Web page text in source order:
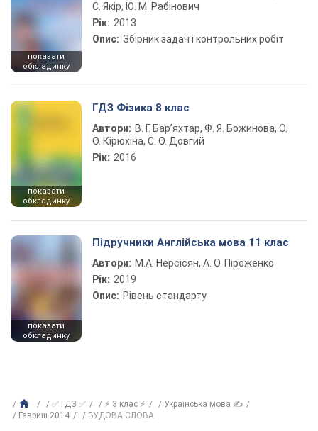
показати
обкладинку
С. Якір, Ю. М. Рабінович
Рік: 2013
Опис: Збірник задач і контрольних робіт
показати
обкладинку
ГДЗ Фізика 8 клас
Автори: В. Г. Бар’яхтар, Ф. Я. Божинова, О.
О. Кірюхіна, С. О. Довгий
Рік: 2016
показати
обкладинку
Підручники Англійська мова 11 клас
Автори: М.А. Нерсісян, А. О. Піроженко
Рік: 2019
Опис: Рівень стандарту
✅ ГДЗ ✅ ⚡ 3 клас ⚡
Українська мова ✍
Гавриш 2014
БУДОВА СЛОВА